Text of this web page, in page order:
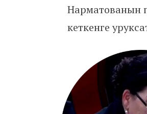
Нарматованын
кеткенге